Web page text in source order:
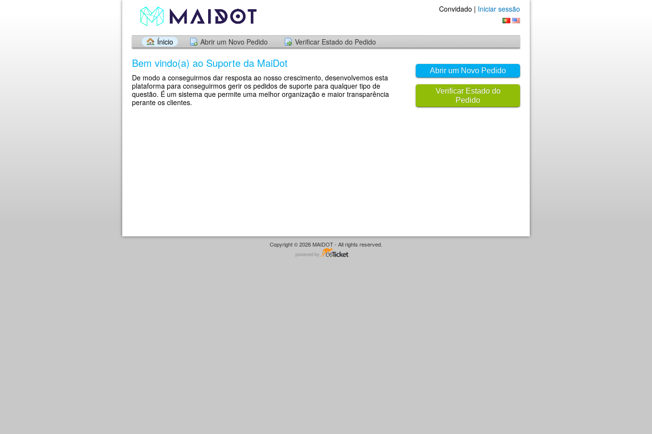
Convidado | Iniciar sessão
Ínicio Abrir um Novo Pedido Verificar Estado do Pedido
Abrir um Novo Pedido
Verificar Estado do
Pedido
Bem vindo(a) ao Suporte da MaiDot
De modo a conseguirmos dar resposta ao nosso crescimento, desenvolvemos esta
plataforma para conseguirmos gerir os pedidos de suporte para qualquer tipo de
questão. É um sistema que permite uma melhor organização e maior transparência
perante os clientes.
Copyright © 2026 MAIDOT - All rights reserved.